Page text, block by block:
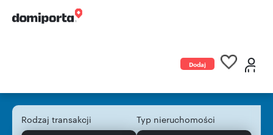
Dodaj
Rodzaj transakcji Typ nieruchomości